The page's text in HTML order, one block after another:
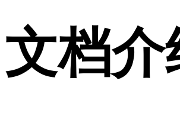
文档介